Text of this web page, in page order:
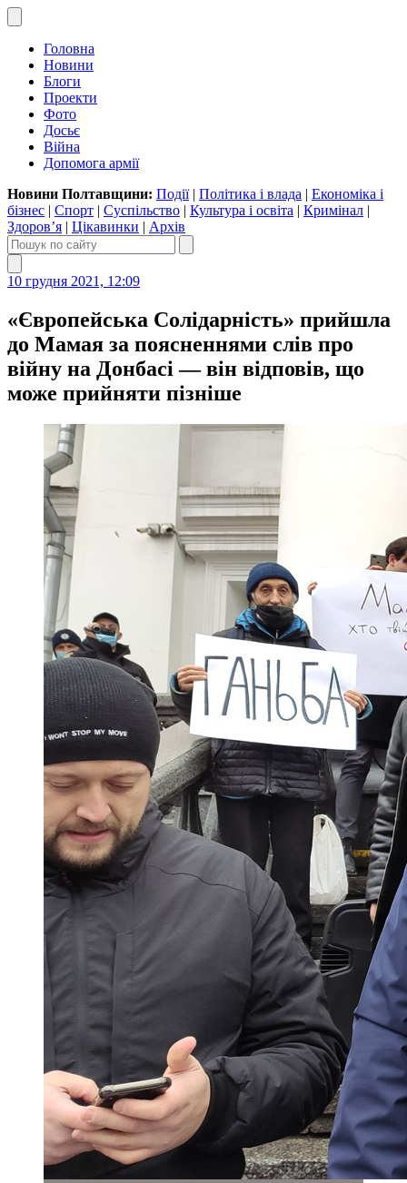
Головна
Новини
Блоги
Проекти
Фото
Досьє
Війна
Допомога армії
Новини Полтавщини: Події| Політика і влада | Економіка і
бізнес | Спорт | Суспільство | Культура і освіта | Кримінал |
Здоров’я | Цікавинки | Архів
10 грудня 2021, 12:09
«Європейська Солідарність» прийшла
до Мамая за поясненнями слів про
війну на Донбасі — він відповів, що
може прийняти пізніше